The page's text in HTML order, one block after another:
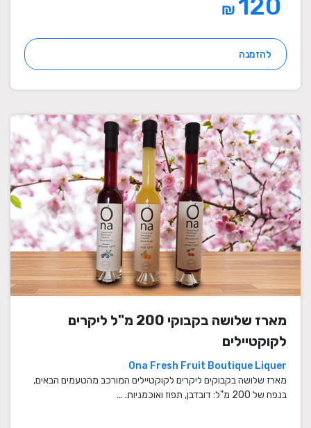
₪
להזמנה
מארז שלושה בקבוקי 200 מ"ל ליקרים
לקוקטיילים
Ona Fresh Fruit Boutique Liquer
מארז שלושה בקבוקים ליקרים לקוקטיילים המורכב מהטעמים הבאים,
בנפח של 200 מ"ל: דובדבן, תפוז ואוכמניות. ...